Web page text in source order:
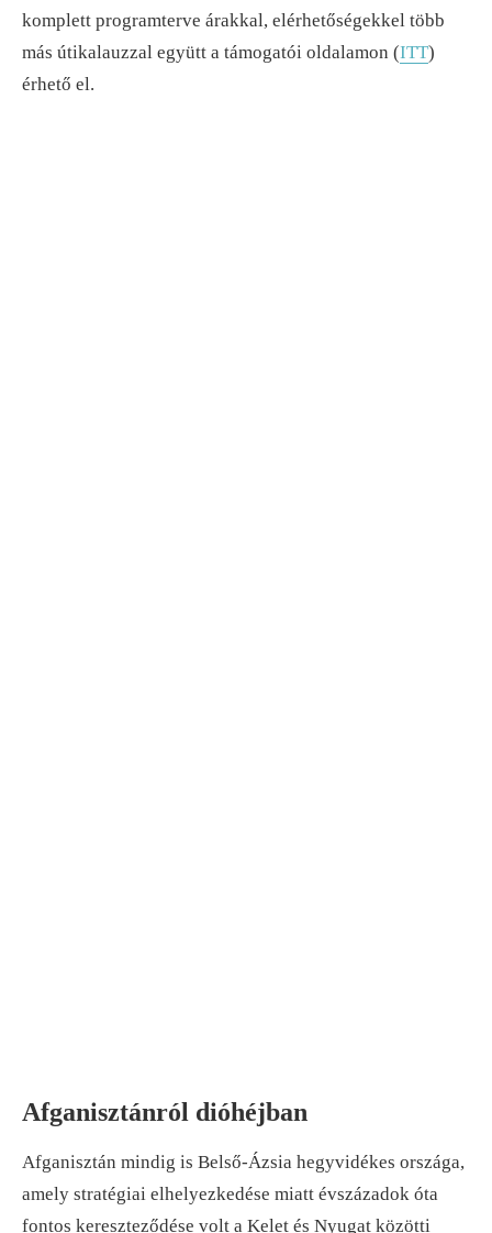
komplett programterve árakkal, elérhetőségekkel több
más útikalauzzal együtt a támogatói oldalamon (ITT)
érhető el.
Afganisztánról dióhéjban
Afganisztán mindig is Belső-Ázsia hegyvidékes országa,
amely stratégiai elhelyezkedése miatt évszázadok óta
fontos kereszteződése volt a Kelet és Nyugat közötti